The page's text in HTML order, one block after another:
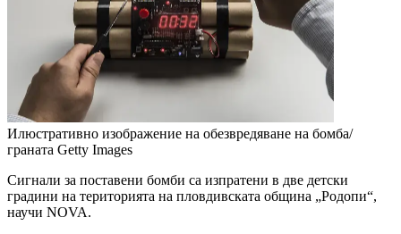
Илюстративно изображение на обезвредяване на бомба/
граната Getty Images
Сигнали за поставени бомби са изпратени в две детски
градини на територията на пловдивската община „Родопи“,
научи NOVA.